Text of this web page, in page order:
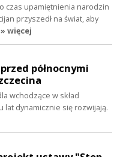
czas upamiętnienia narodzin
przyszedł na świat, aby
» więcej
północnymi
wchodzące w skład
lat dynamicznie się rozwijają.